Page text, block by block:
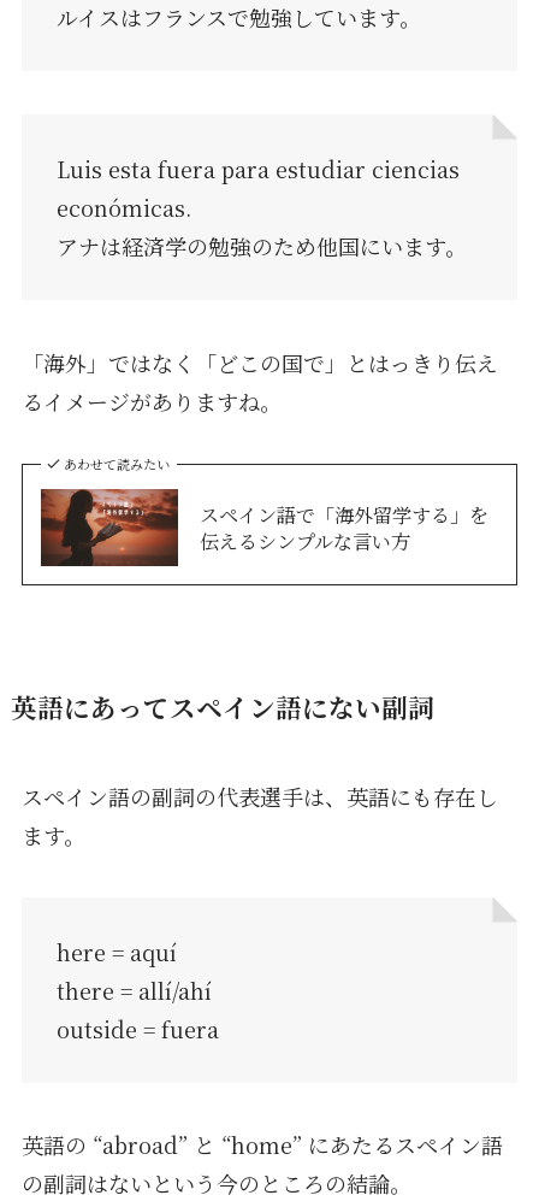
ルイスはフランスで勉強しています。
Luis esta fuera para estudiar ciencias
económicas.
アナは経済学の勉強のため他国にいます。
「海外」ではなく「どこの国で」とはっきり伝え
るイメージがありますね。
あわせて読みたい
スペイン語で「海外留学する」を
伝えるシンプルな言い方
英語にあってスペイン語にない副詞
スペイン語の副詞の代表選手は、英語にも存在し
ます。
here = aquí
there = allí/ahí
outside = fuera
英語の “abroad” と “home” にあたるスペイン語
の副詞はないという今のところの結論。